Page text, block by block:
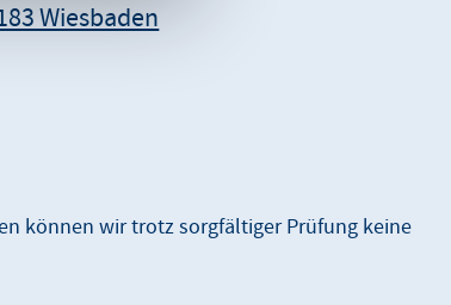
Wiesbaden
können wir trotz sorgfältiger Prüfung keine